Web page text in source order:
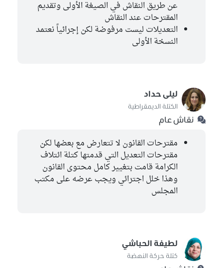
عن طريق النقاش في الصيغة الأولى وتقديم
المقترحات عند النقاش
التعديلات ليست مرفوضة لكن إجرائياً نعتمد
النسخة الأولى
ليلى حداد
الكتلة الديمقراطية
نقاش عام
مقترحات القانون لا تتعارض مع بعضها لكن
مقترحات التعديل التي قدمتها كتلة ائتلاف
الكرامة قامت بتغيير كامل محتوى القانون
وهذا خلل اجترائي ويجب عرضه على مكتب
المجلس
لطيفة الحباشي
كتلة حركة النهضة